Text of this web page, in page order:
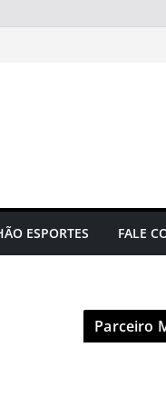
ESPORTES FALE
Parceiro